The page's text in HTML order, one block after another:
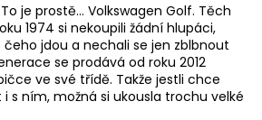
je prostě… Volkswagen Golf. Těch
1974 si nekoupili žádní hlupáci,
jdou a nechali se jen zblbnout
se prodává od roku 2012
ve své třídě. Takže jestli chce
i s ním, možná si ukousla trochu velké